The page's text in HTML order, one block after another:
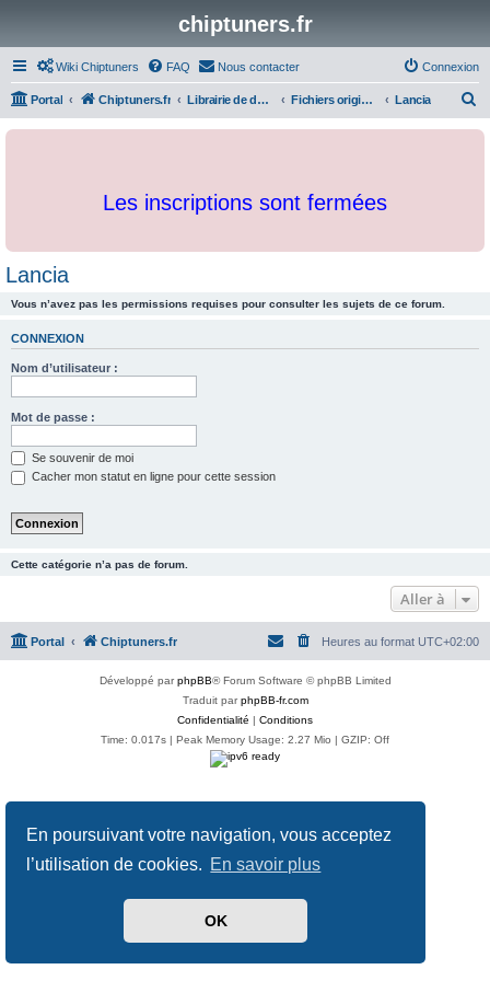
En poursuivant votre navigation, vous acceptez
l’utilisation de cookies. En savoir plus
OK
chiptuners.fr
Wiki Chiptuners FAQ Nous contacter Connexion
Portal Chiptuners.fr Librairie de documents et originaux Fichiers originaux Lancia
c
Les inscriptions sont fermées
Lancia
Vous n’avez pas les permissions requises pour consulter les sujets de ce forum.
CONNEXION
Nom d’utilisateur :
Mot de passe :
Se souvenir de moi
Cacher mon statut en ligne pour cette session
Cette catégorie n’a pas de forum.
Aller à
Portal Chiptuners.fr Heures au format UTC+02:00
Développé parphpBB® Forum Software © phpBB Limited
Traduit parphpBB-fr.com
Confidentialité | Conditions
Time: 0.017s | Peak Memory Usage: 2.27 Mio | GZIP: Off